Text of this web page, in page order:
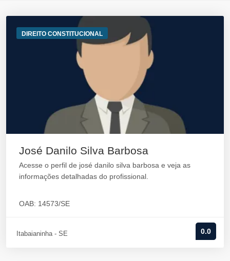
DIREITO CONSTITUCIONAL
José Danilo Silva Barbosa
Acesse o perfil de josé danilo silva barbosa e veja as
informações detalhadas do profissional.
OAB: 14573/SE
Itabaianinha - SE 0.0